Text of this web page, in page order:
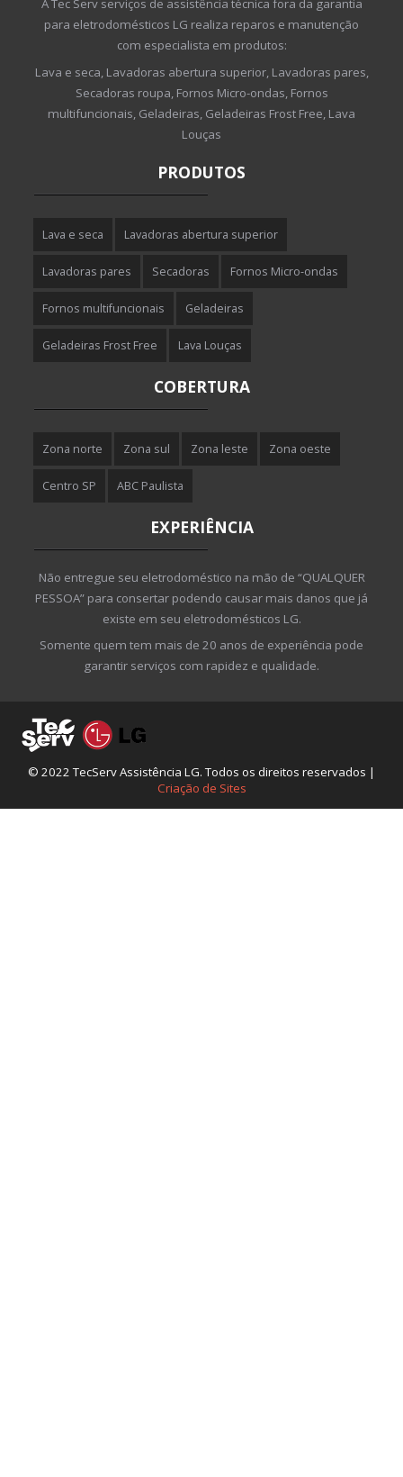
A Tec Serv serviços de assistência técnica fora da garantia
para eletrodomésticos LG realiza reparos e manutenção
com especialista em produtos:
Lava e seca, Lavadoras abertura superior, Lavadoras pares,
Secadoras roupa, Fornos Micro-ondas, Fornos
multifuncionais, Geladeiras, Geladeiras Frost Free, Lava
Louças
PRODUTOS
Lava e seca Lavadoras abertura superior
Lavadoras pares Secadoras Fornos Micro-ondas
Fornos multifuncionais Geladeiras
Geladeiras Frost Free Lava Louças
COBERTURA
Zona norte Zona sul Zona leste Zona oeste
Centro SP ABC Paulista
EXPERIÊNCIA
Não entregue seu eletrodoméstico na mão de “QUALQUER
PESSOA” para consertar podendo causar mais danos que já
existe em seu eletrodomésticos LG.
Somente quem tem mais de 20 anos de experiência pode
garantir serviços com rapidez e qualidade.
© 2022 TecServ Assistência LG. Todos os direitos reservados |
Criação de Sites